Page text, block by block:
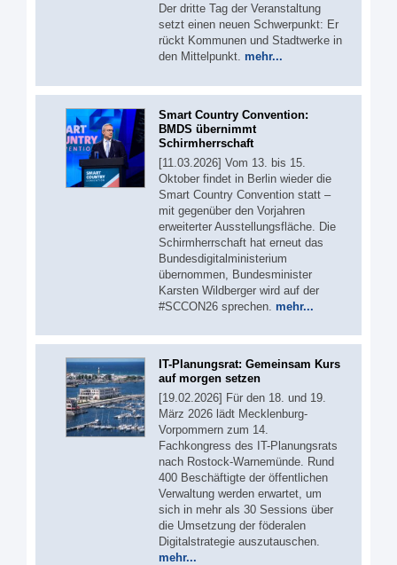
Der dritte Tag der Veranstaltung
setzt einen neuen Schwerpunkt: Er
rückt Kommunen und Stadtwerke in
den Mittelpunkt. mehr...
Smart Country Convention:
BMDS übernimmt
Schirmherrschaft
[11.03.2026] Vom 13. bis 15.
Oktober findet in Berlin wieder die
Smart Country Convention statt –
mit gegenüber den Vorjahren
erweiterter Ausstellungsfläche. Die
Schirmherrschaft hat erneut das
Bundesdigitalministerium
übernommen, Bundesminister
Karsten Wildberger wird auf der
#SCCON26 sprechen. mehr...
IT-Planungsrat: Gemeinsam Kurs
auf morgen setzen
[19.02.2026] Für den 18. und 19.
März 2026 lädt Mecklenburg-
Vorpommern zum 14.
Fachkongress des IT-Planungsrats
nach Rostock-Warnemünde. Rund
400 Beschäftigte der öffentlichen
Verwaltung werden erwartet, um
sich in mehr als 30 Sessions über
die Umsetzung der föderalen
Digitalstrategie auszutauschen.
mehr...